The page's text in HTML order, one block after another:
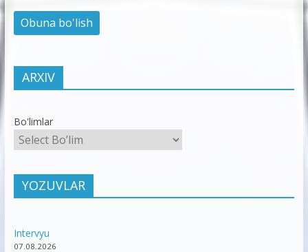
ARXIV
Bo'limlar
YOZUVLAR
Intervyu
07.08.2026